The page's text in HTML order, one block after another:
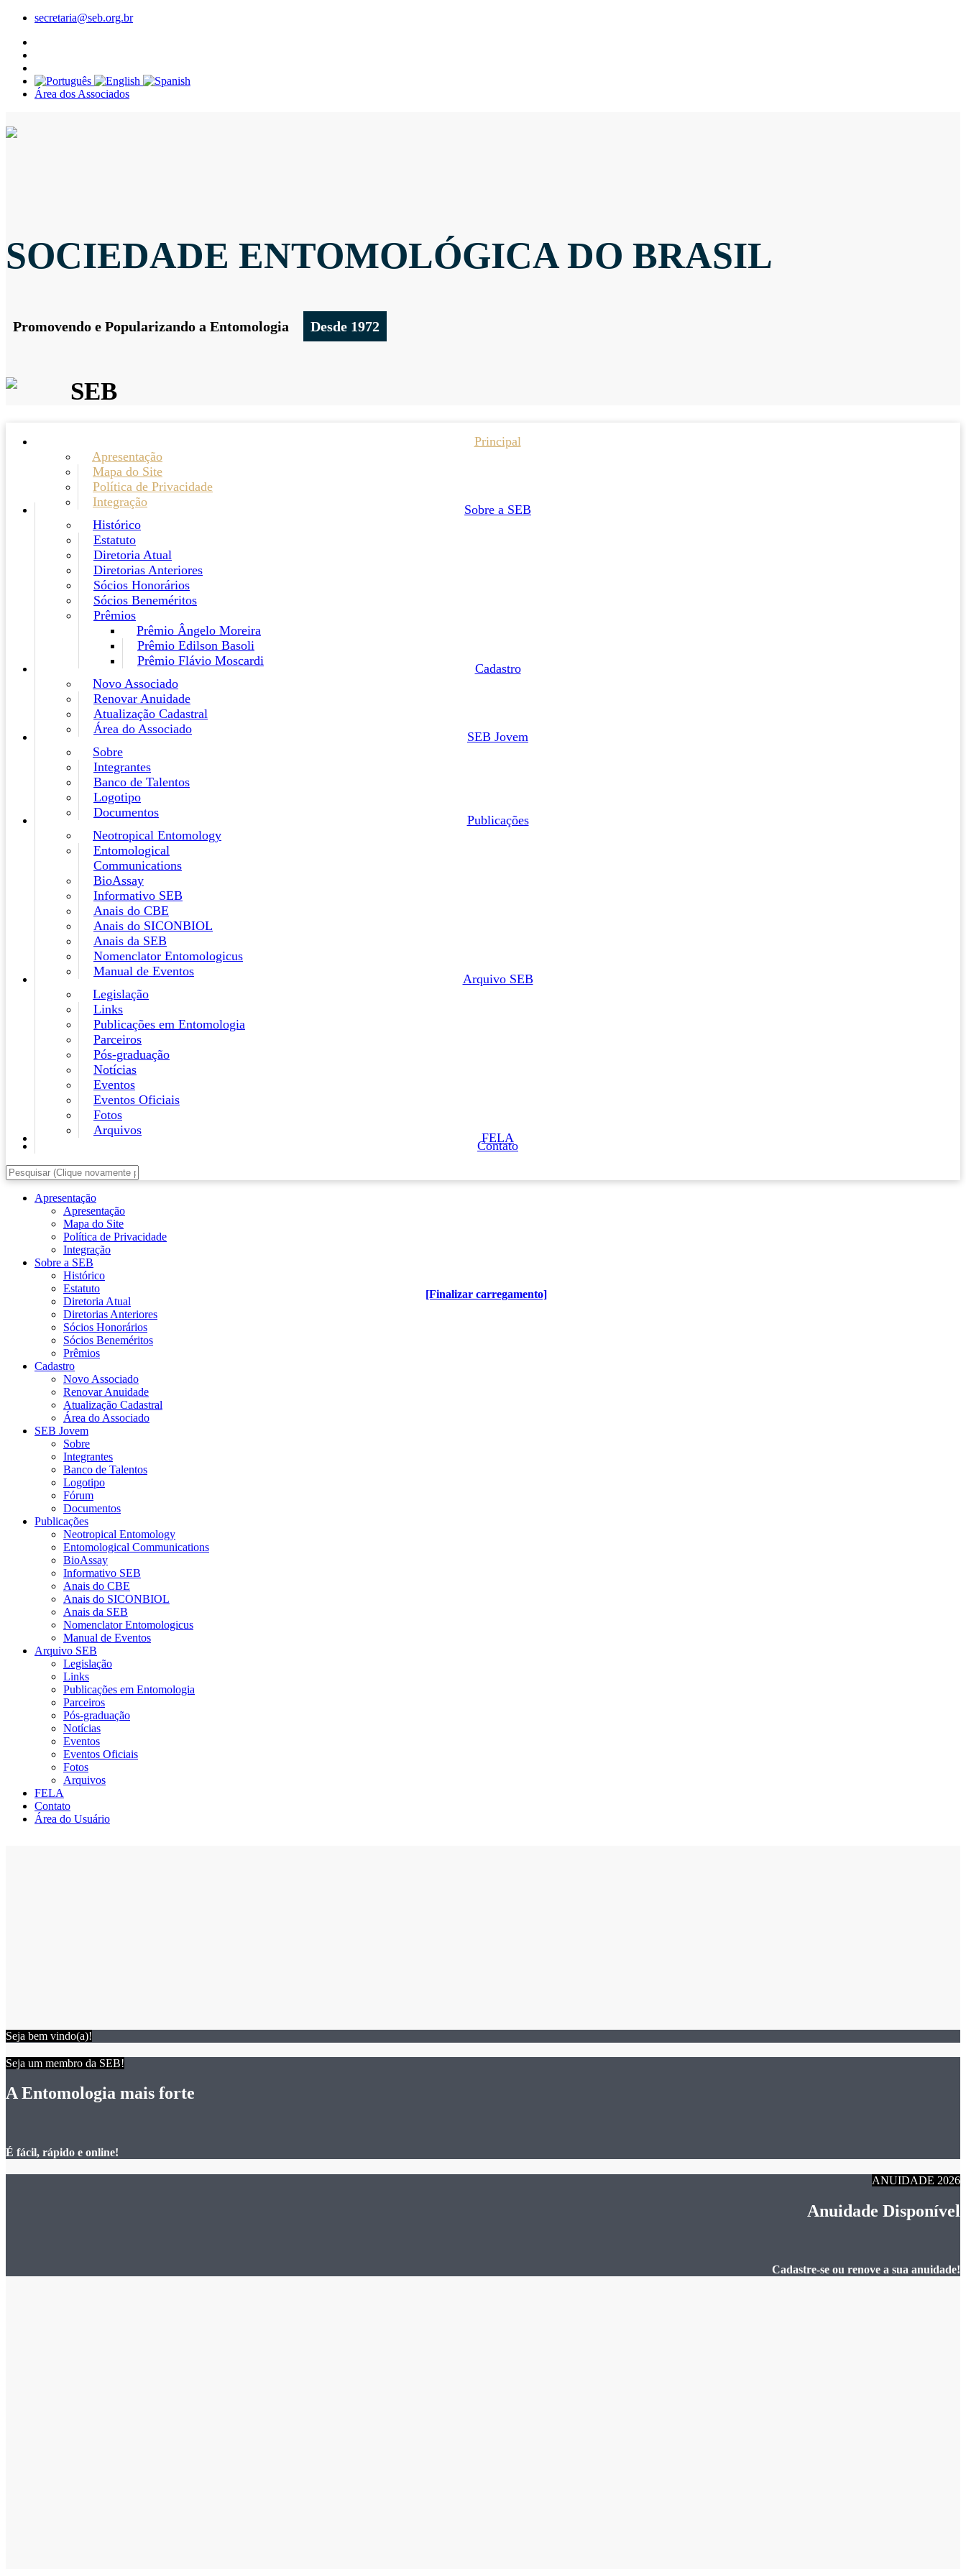
[Finalizar carregamento]
secretaria@seb.org.br
Área dos Associados
SOCIEDADE ENTOMOLÓGICA DO BRASIL
Promovendo e Popularizando a Entomologia Desde 1972
SEB
Principal
Apresentação
Mapa do Site
Política de Privacidade
Integração
Sobre a SEB
Histórico
Estatuto
Diretoria Atual
Diretorias Anteriores
Sócios Honorários
Sócios Beneméritos
Prêmios
Prêmio Ângelo Moreira
Prêmio Edilson Basoli
Prêmio Flávio Moscardi
Cadastro
Novo Associado
Renovar Anuidade
Atualização Cadastral
Área do Associado
SEB Jovem
Sobre
Integrantes
Banco de Talentos
Logotipo
Documentos
Publicações
Neotropical Entomology
Entomological
Communications
BioAssay
Informativo SEB
Anais do CBE
Anais do SICONBIOL
Anais da SEB
Nomenclator Entomologicus
Manual de Eventos
Arquivo SEB
Legislação
Links
Publicações em Entomologia
Parceiros
Pós-graduação
Notícias
Eventos
Eventos Oficiais
Fotos
Arquivos
FELA
Contato
Apresentação
Apresentação
Mapa do Site
Política de Privacidade
Integração
Sobre a SEB
Histórico
Estatuto
Diretoria Atual
Diretorias Anteriores
Sócios Honorários
Sócios Beneméritos
Prêmios
Cadastro
Novo Associado
Renovar Anuidade
Atualização Cadastral
Área do Associado
SEB Jovem
Sobre
Integrantes
Banco de Talentos
Logotipo
Fórum
Documentos
Publicações
Neotropical Entomology
Entomological Communications
BioAssay
Informativo SEB
Anais do CBE
Anais do SICONBIOL
Anais da SEB
Nomenclator Entomologicus
Manual de Eventos
Arquivo SEB
Legislação
Links
Publicações em Entomologia
Parceiros
Pós-graduação
Notícias
Eventos
Eventos Oficiais
Fotos
Arquivos
FELA
Contato
Área do Usuário
Seja bem vindo(a)!
Seja um membro da SEB!
A Entomologia mais forte
É fácil, rápido e online!
ANUIDADE 2026
Anuidade Disponível
Cadastre-se ou renove a sua anuidade!